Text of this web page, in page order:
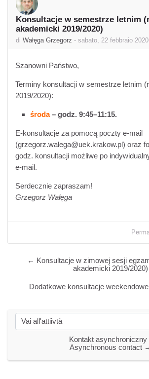
Konsultacje w semestrze letnim
akademicki 2019/2020)
di Wałęga Grzegorz - sabato, 22 febbraio
Numero di risposte: 0
Szanowni Państwo,
Terminy konsultacji w semestrze letnim
2019/2020):
środa– godz. 9:45–11:15.
E-konsultacje za pomocą poczty e-mail
(grzegorz.walega@uek.krakow.pl) oraz
godz. konsultacji możliwe po
e-mail.
Serdecznie zapraszam!
Grzegorz Wałęga
← Konsultacje w zimowej sesji
akademicki 2019/2020)
Dodatkowe konsultacje
Vai all'attiivtà
Kontakt asynchroniczny
Asynchronous contact